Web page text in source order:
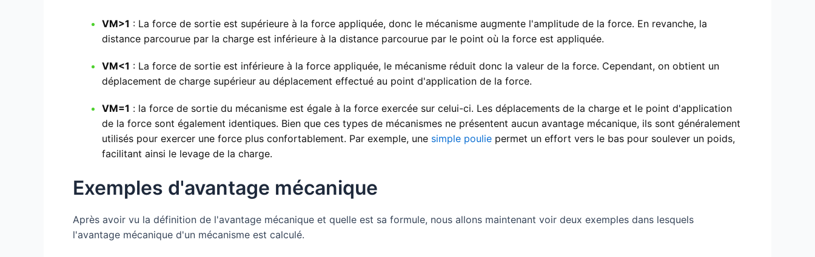
VM>1 : La force de sortie est supérieure à la force appliquée, donc le mécanisme augmente l'amplitude de la force. En revanche, la
distance parcourue par la charge est inférieure à la distance parcourue par le point où la force est appliquée.
VM<1 : La force de sortie est inférieure à la force appliquée, le mécanisme réduit donc la valeur de la force. Cependant, on obtient un
déplacement de charge supérieur au déplacement effectué au point d'application de la force.
VM=1 : la force de sortie du mécanisme est égale à la force exercée sur celui-ci. Les déplacements de la charge et le point d'application
de la force sont également identiques. Bien que ces types de mécanismes ne présentent aucun avantage mécanique, ils sont généralement
utilisés pour exercer une force plus confortablement. Par exemple, une simple poulie permet un effort vers le bas pour soulever un poids,
facilitant ainsi le levage de la charge.
Exemples d'avantage mécanique
Après avoir vu la définition de l'avantage mécanique et quelle est sa formule, nous allons maintenant voir deux exemples dans lesquels
l'avantage mécanique d'un mécanisme est calculé.